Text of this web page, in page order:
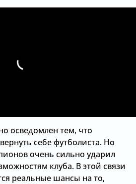
осведомлен тем, что
себе футболиста. Но
очень сильно ударил
клуба. В этой связи
реальные шансы на то,